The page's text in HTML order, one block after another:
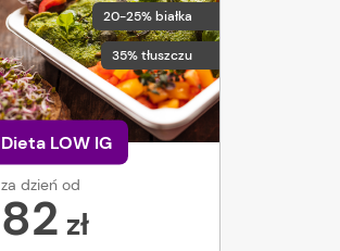
20-25% białka
35% tłuszczu
Dieta LOW IG
za dzień od
82 zł